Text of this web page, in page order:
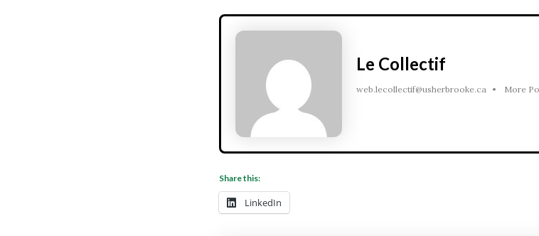
Le Collectif
web.lecollectif@usherbrooke.ca • More
Share this:
LinkedIn